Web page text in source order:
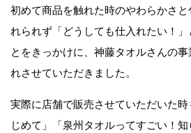
初めて商品を触れた時のやわらかさ
れられず「どうしても仕入れたい！」
とをきっかけに、神藤タオルさんの
れさせていただきました。
実際に店舗で販売させていただいた
じめて」「泉州タオルってすごい！